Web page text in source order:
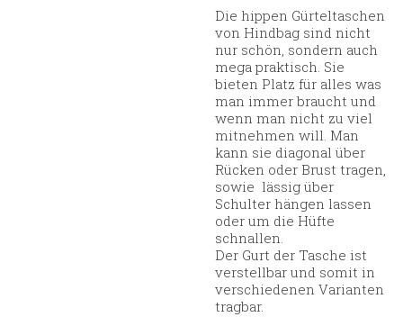
Die hippen Gürteltaschen
von Hindbag sind nicht
nur schön, sondern auch
mega praktisch. Sie
bieten Platz für alles was
man immer braucht und
wenn man nicht zu viel
mitnehmen will. Man
kann sie diagonal über
Rücken oder Brust tragen,
sowie lässig über
Schulter hängen lassen
oder um die Hüfte
schnallen.
Der Gurt der Tasche ist
verstellbar und somit in
verschiedenen Varianten
tragbar.